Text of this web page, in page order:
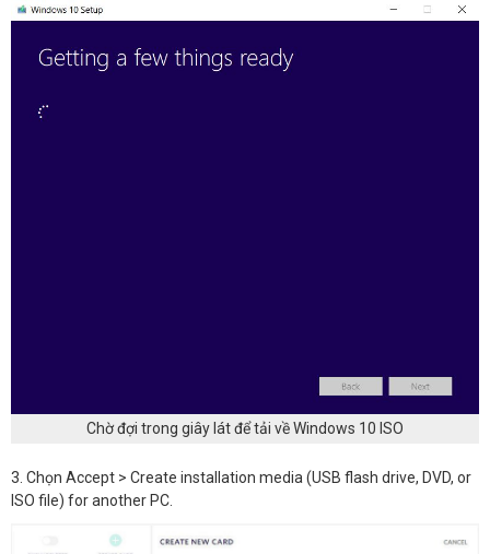
Chờ đợi trong giây lát để tải về Windows 10 ISO
3. Chọn Accept > Create installation media (USB flash drive, DVD, or
ISO file) for another PC.